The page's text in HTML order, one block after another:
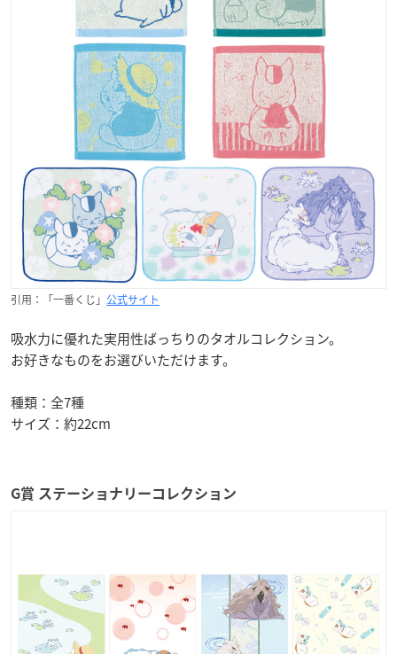
引用：「一番くじ」 公式サイト
吸水力に優れた実用性ばっちりのタオルコレクション。
お好きなものをお選びいただけます。
種類：全7種
サイズ：約22cm
G賞 ステーショナリーコレクション